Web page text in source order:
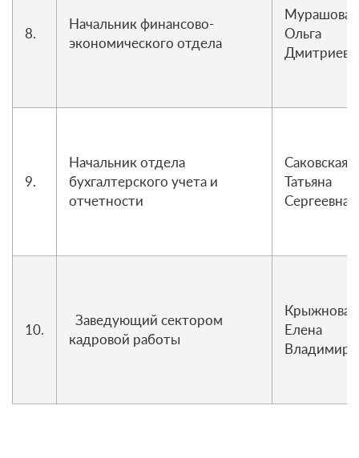
8.
Начальник финансово-
экономического отдела
Мурашова
Ольга
9.
Начальник отдела
бухгалтерского учета и
отчетности
Саковская
Татьяна
Сергеевна
10.
Заведующий сектором
кадровой работы
Крыжнова
Елена